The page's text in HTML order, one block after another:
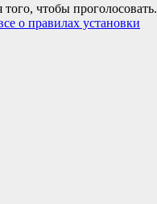
того, чтобы проголосовать.
о правилах установки